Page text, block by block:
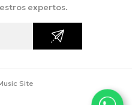
expertos.
Site